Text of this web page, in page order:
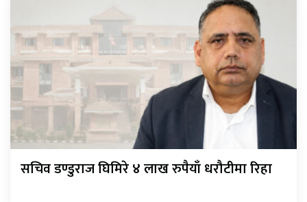
सचिव डण्डुराज घिमिरे ४ लाख रुपैयाँ धरौटीमा रिहा